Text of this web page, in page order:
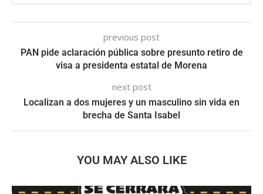
previous post
PAN pide aclaración pública sobre presunto retiro de
visa a presidenta estatal de Morena
next post
Localizan a dos mujeres y un masculino sin vida en
brecha de Santa Isabel
YOU MAY ALSO LIKE